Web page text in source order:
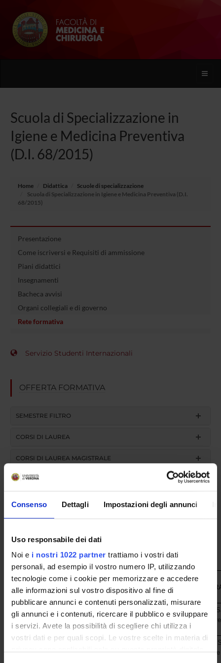
Consenso Dettagli Impostazioni degli annunci
Uso responsabile dei dati
Noi e i nostri 1022 partner trattiamo i vostri dati
personali, ad esempio il vostro numero IP, utilizzando
tecnologie come i cookie per memorizzare e accedere
alle informazioni sul vostro dispositivo al fine di
pubblicare annunci e contenuti personalizzati, misurare
gli annunci e i contenuti, ricercare il pubblico e sviluppare
i servizi. Avete la possibilità di scegliere chi utilizza i
vostri dati e per quali scopi. Le vostre scelte in materia di
Toggle
Scuola di Specializzazione in
Igiene e Medicina Preventiva
(D.I. 68/2015)
Home Didattica
Scuole di specializzazione
Scuola di Specializzazione in Igiene e Medicina Preventiva (D.I.
68/2015)
Presentazione
Come iscriversi e Requisiti di ammissione
Piani didattici
Insegnamenti
Bacheca avvisi
Organi collegiali e di governo
Rete formativa
Servizio Studenti Internazionali
OFFERTA FORMATIVA
SEMESTRE FILTRO
CORSI DI LAUREA
CORSI DI LAUREA MAGISTRALE
POST LAUREA
ENTE
Università degli Studi di Verona
Dipartimento di Diagnostica e
Sezione di Igiene, Medicina
e Occupazionale
Direzione Sanitaria Aziendale;
Sviluppo della Professionalità e